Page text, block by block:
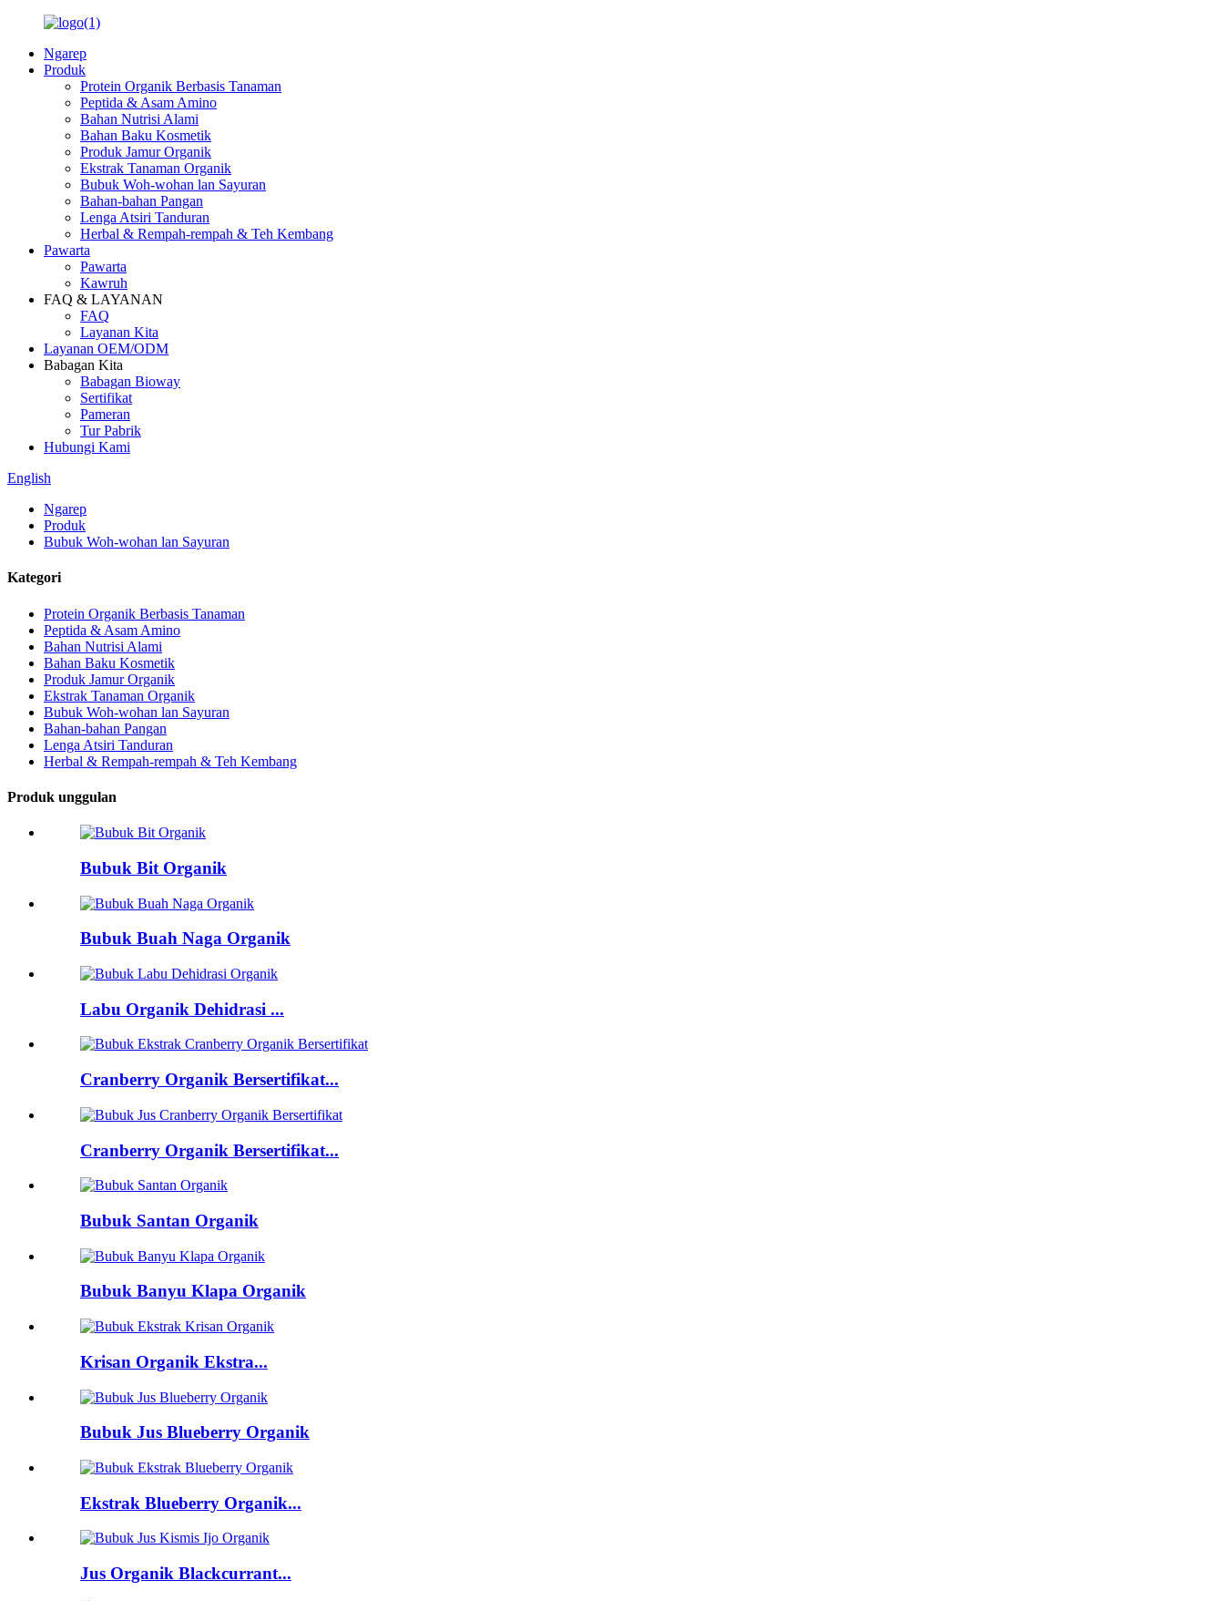
Ngarep
Produk
Protein Organik Berbasis Tanaman
Peptida & Asam Amino
Bahan Nutrisi Alami
Bahan Baku Kosmetik
Produk Jamur Organik
Ekstrak Tanaman Organik
Bubuk Woh-wohan lan Sayuran
Bahan-bahan Pangan
Lenga Atsiri Tanduran
Herbal & Rempah-rempah & Teh Kembang
Pawarta
Pawarta
Kawruh
FAQ & LAYANAN
FAQ
Layanan Kita
Layanan OEM/ODM
Babagan Kita
Babagan Bioway
Sertifikat
Pameran
Tur Pabrik
Hubungi Kami
English
Ngarep
Produk
Bubuk Woh-wohan lan Sayuran
Kategori
Protein Organik Berbasis Tanaman
Peptida & Asam Amino
Bahan Nutrisi Alami
Bahan Baku Kosmetik
Produk Jamur Organik
Ekstrak Tanaman Organik
Bubuk Woh-wohan lan Sayuran
Bahan-bahan Pangan
Lenga Atsiri Tanduran
Herbal & Rempah-rempah & Teh Kembang
Produk unggulan
Bubuk Bit Organik
Bubuk Buah Naga Organik
Labu Organik Dehidrasi ...
Cranberry Organik Bersertifikat...
Cranberry Organik Bersertifikat...
Bubuk Santan Organik
Bubuk Banyu Klapa Organik
Krisan Organik Ekstra...
Bubuk Jus Blueberry Organik
Ekstrak Blueberry Organik...
Jus Organik Blackcurrant...